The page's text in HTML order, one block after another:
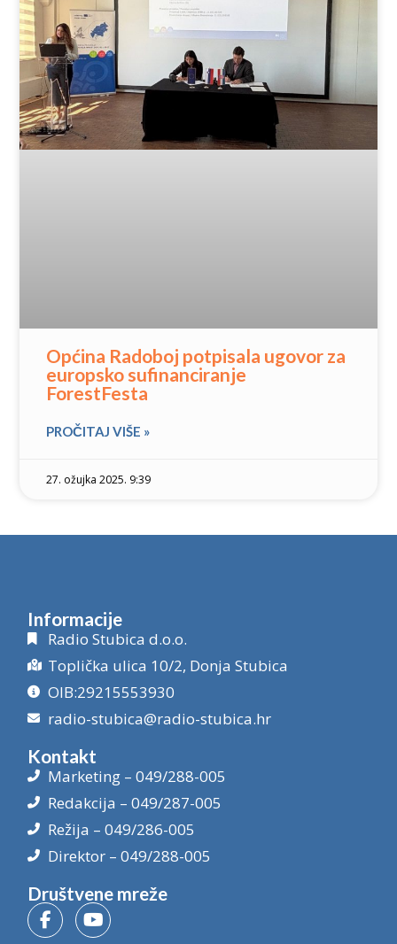
Općina Radoboj potpisala ugovor za
europsko sufinanciranje
ForestFesta
PROČITAJ VIŠE »
27. ožujka 2025. 9:39
Informacije
Radio Stubica d.o.o.
Toplička ulica 10/2, Donja Stubica
OIB:29215553930
radio-stubica@radio-stubica.hr
Kontakt
Marketing – 049/288-005
Redakcija – 049/287-005
Režija – 049/286-005
Direktor – 049/288-005
Društvene mreže